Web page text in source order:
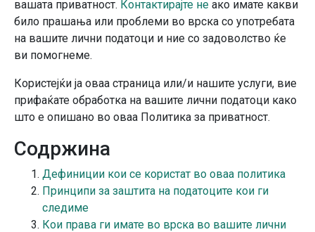
вашата приватност. Контактирајте не ако имате какви
било прашања или проблеми во врска со употребата
на вашите лични податоци и ние со задоволство ќе
ви помогнеме.
Користејќи ја оваа страница или/и нашите услуги, вие
прифаќате обработка на вашите лични податоци како
што е опишано во оваа Политика за приватност.
Содржина
Дефиниции кои се користат во оваа политика
Принципи за заштита на податоците кои ги
следиме
Кои права ги имате во врска во вашите лични